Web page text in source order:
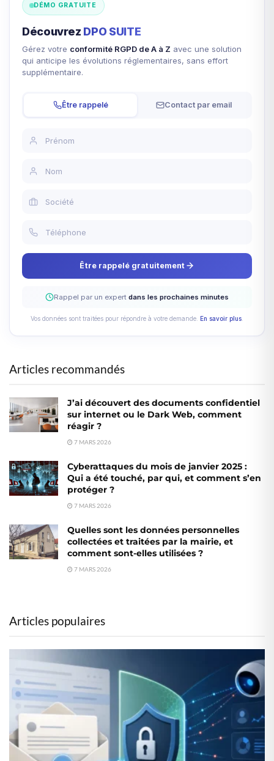
DÉMO GRATUITE
Découvrez DPO SUITE
Gérez votre conformité RGPD de A à Z avec une solution
qui anticipe les évolutions réglementaires, sans effort
supplémentaire.
Être rappelé Contact par email
Être rappelé gratuitement
Rappel par un expert dans les prochaines minutes
Vos données sont traitées pour répondre à votre demande. En savoir plus
Articles recommandés
J’ai découvert des documents confidentiel
sur internet ou le Dark Web, comment
réagir ?
7 MARS 2026
Cyberattaques du mois de janvier 2025 :
Qui a été touché, par qui, et comment s’en
protéger ?
7 MARS 2026
Quelles sont les données personnelles
collectées et traitées par la mairie, et
comment sont-elles utilisées ?
7 MARS 2026
Articles populaires